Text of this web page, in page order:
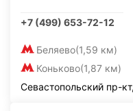
+7 (499) 653-72-12
Беляево(1,59 км)
Коньково(1,87 км)
Севастопольский пр-